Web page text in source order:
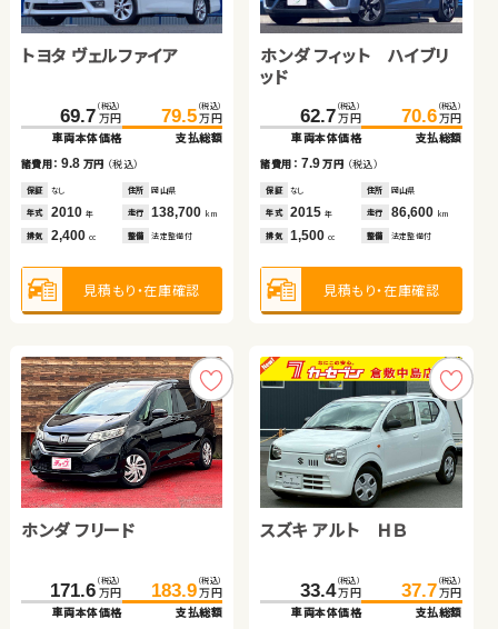
トヨタ ヴェルファイア
69.7 （税込）
万円
車両本体価格
79.5 （税込）
万円
支払総額
諸費用：9.8 万円 （税込）
保証 なし 住所 岡山県
年式 2010 年 走行 138,700 km
排気 2,400 cc 整備 法定整備付
見積もり・在庫確認
ホンダ フィット ハイブリ
ッド
62.7 （税込）
万円
車両本体価格
70.6 （税込）
万円
支払総額
諸費用： 7.9万円 （税込）
保証 なし 住所 岡山県
年式 2015年 走行 86,600 km
排気 1,500cc 整備 法定整備付
見積もり・在庫確認
ホンダ フリード
171.6 （税込）
万円
車両本体価格
183.9 （税込）
万円
支払総額
スズキ アルト ＨＢ
33.4 （税込）
万円
車両本体価格
37.7 （税込）
万円
支払総額
日産 エクストレイル
202.3 （税込）
万円
車両本体価格
212.4 （税込）
万円
支払総額
諸費用：10.1万円（税込）
保証 あり 住所 茨城県
年式 2020 年 走行 35,900km
排気 2,000 cc 整備 なし
見積もり・在庫確認
トヨタ プリウス アルファ
80.1 （税込）
万円
車両本体価格
89.6 （税込）
万円
支払総額
諸費用： 9.5万円 （税込）
保証 なし 住所 埼玉県
年式 2013年 走行 113,300km
排気 1,800cc 整備 なし
見積もり・在庫確認
ホンダ フリード＋ ハイブ
232.3 （税込）
万円
車両本体価格
241.2 （税込）
万円
支払総額
ダイハツ ムーヴ キャンバ
129.9 （税込）
万円
車両本体価格
134.9 （税込）
万円
支払総額
111.6（税込）
万円
123.7
諸費用：12.1万円（税込）
なし 福島県
年式 2017年 走行
排気 1,000 整備 なし
見積もり・在庫確認
85.0（税込）
万円
91.7 （税込）
万円
諸費用：6.7 万円（税込）
なし
年式 2014年 走行
排気 660 整備 なし
見積もり・在庫確認
トヨタ アルファード ハイ
ブリッド
395.8 （税込）
万円
諸費用：4.0 万円（税込）
あり 北海道
トヨタ プリウス
48.3（税込）
万円
59.1
諸費用：10.8万円（税込）
なし